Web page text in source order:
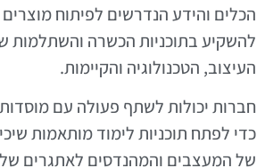
הכלים והידע הנדרשים לפיתוח
להשקיע בתוכניות הכשרה והשתלמות
העיצוב, הטכנולוגיה והקיימות.
חברות יכולות לשתף פעולה עם
כדי לפתח תוכניות לימוד מותאמות
של המעצבים והמהנדסים לאתגרים